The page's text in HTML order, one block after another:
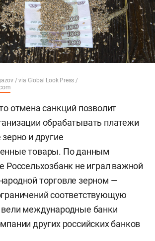
/ via Global Look Press /
отмена санкций позволит
обрабатывать платежи
и другие
товары. По данным
Россельхозбанк не играл важной
торговле зерном —
соответствующую
вели международные банки
других российских банков